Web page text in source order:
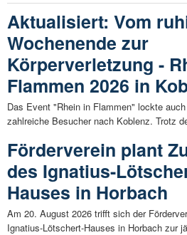
Aktualisiert: Vom
Wochenende zur
Körperverletzung -
Flammen 2026 in
Das Event "Rhein in Flammen" lockte
zahlreiche Besucher nach Koblenz. Trotz
Förderverein plant
des Ignatius-
Hauses in Horbach
Am 20. August 2026 trifft sich der
Ignatius-Lötschert-Hauses in Horbach zur